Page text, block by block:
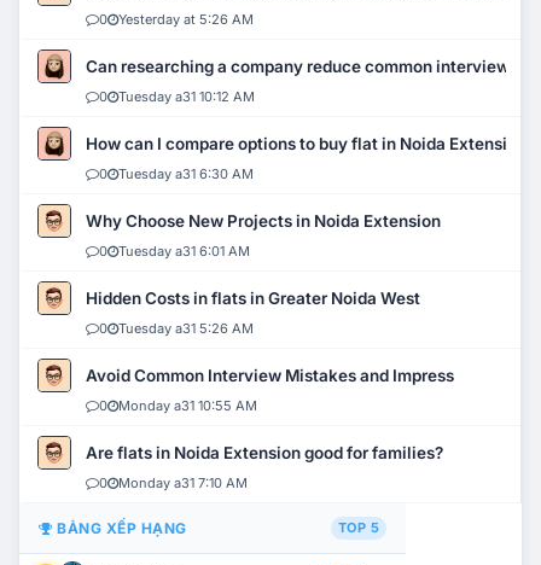
0 Yesterday at 5:26 AM
Can researching a company reduce common interview
0 Tuesday a31 10:12 AM
How can I compare options to buy flat in Noida Extension?
0 Tuesday a31 6:30 AM
Why Choose New Projects in Noida Extension
0 Tuesday a31 6:01 AM
Hidden Costs in flats in Greater Noida West
0 Tuesday a31 5:26 AM
Avoid Common Interview Mistakes and Impress
0 Monday a31 10:55 AM
Are flats in Noida Extension good for families?
0 Monday a31 7:10 AM
BẢNG XẾP HẠNG TOP 5